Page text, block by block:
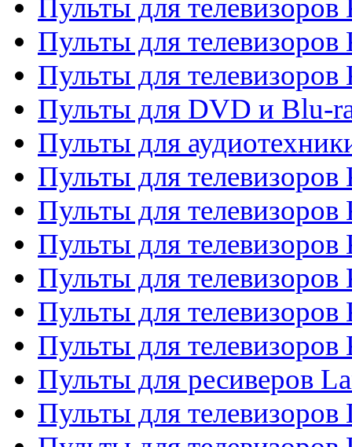
Пульты для телевизоров
Пульты для телевизоров
Пульты для телевизоров
Пульты для DVD и Blu-
Пульты для
Пульты для
Пульты для телевизоров
Пульты для телевизоров
Пульты для телевизоров
Пульты для
Пульты для
Пульты для ресиверов
Пульты для телевизоров